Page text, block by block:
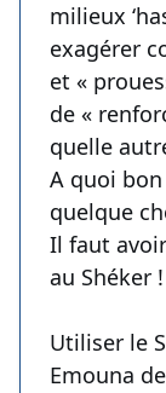
milieux
exagérer
et «
de «
quelle
A quoi
quelque
Il faut
au Shéker !
Utiliser le
Emouna